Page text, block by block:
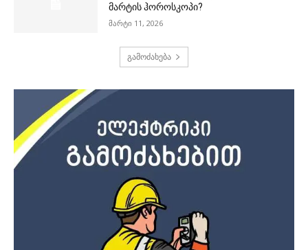
მარტის ჰოროსკოპი?
მარტი 11, 2026
გამოძახება